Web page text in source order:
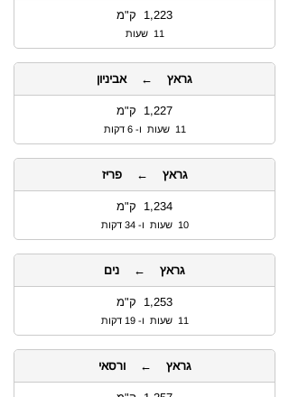
1,223 ק"מ
11 שעות
גראץ ← אביניון
1,227 ק"מ
11 שעות ו- 6 דקות
גראץ ← פריז
1,234 ק"מ
10 שעות ו- 34 דקות
גראץ ← נים
1,253 ק"מ
11 שעות ו- 19 דקות
גראץ ← ורסאי